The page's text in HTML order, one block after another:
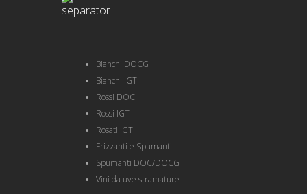
Bianchi DOCG
Bianchi IGT
Rossi DOC
Rossi IGT
Rosati IGT
Frizzanti e Spumanti
Spumanti DOC/DOCG
Vini da uve stramature